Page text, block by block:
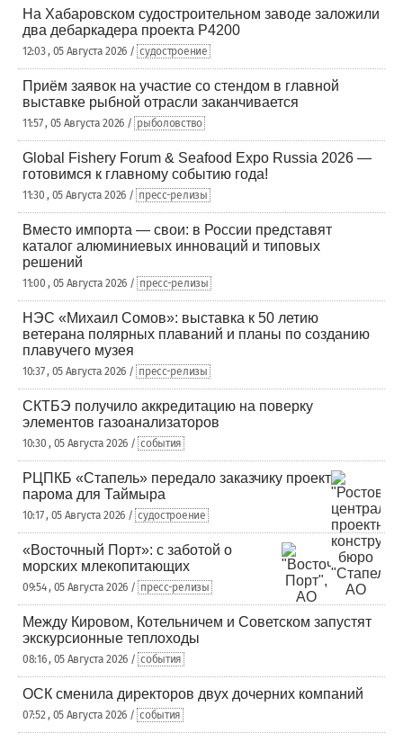
На Хабаровском судостроительном заводе заложили
два дебаркадера проекта Р4200
12:03 , 05 Августа 2026 / судостроение
Приём заявок на участие со стендом в главной
выставке рыбной отрасли заканчивается
11:57 , 05 Августа 2026 / рыболовство
Global Fishery Forum & Seafood Expo Russia 2026 —
готовимся к главному событию года!
11:30 , 05 Августа 2026 / пресс-релизы
Вместо импорта — свои: в России представят
каталог алюминиевых инноваций и типовых
решений
11:00 , 05 Августа 2026 / пресс-релизы
НЭС «Михаил Сомов»: выставка к 50 летию
ветерана полярных плаваний и планы по созданию
плавучего музея
10:37 , 05 Августа 2026 / пресс-релизы
СКТБЭ получило аккредитацию на поверку
элементов газоанализаторов
10:30 , 05 Августа 2026 / события
РЦПКБ «Стапель» передало заказчику проект
парома для Таймыра
10:17 , 05 Августа 2026 / судостроение
«Восточный Порт»: с заботой о
морских млекопитающих
09:54 , 05 Августа 2026 / пресс-релизы
Между Кировом, Котельничем и Советском запустят
экскурсионные теплоходы
08:16 , 05 Августа 2026 / события
ОСК сменила директоров двух дочерних компаний
07:52 , 05 Августа 2026 / события